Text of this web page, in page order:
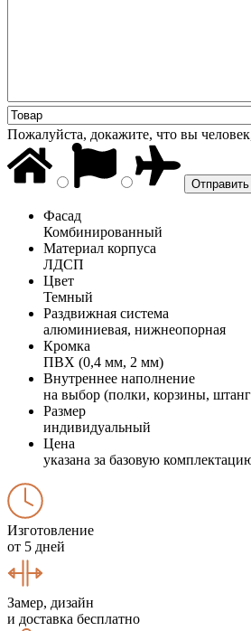
Пожалуйста, докажите, что вы
Фасад
Комбинированный
Материал корпуса
ЛДСП
Цвет
Темный
Раздвижная система
алюминиевая, нижнеопорная
Кромка
ПВХ (0,4 мм, 2 мм)
Внутреннее наполнение
на выбор (полки, корзины,
Размер
индивидуальный
Цена
указана за базовую
Изготовление
от 5 дней
Замер, дизайн
и доставка бесплатно